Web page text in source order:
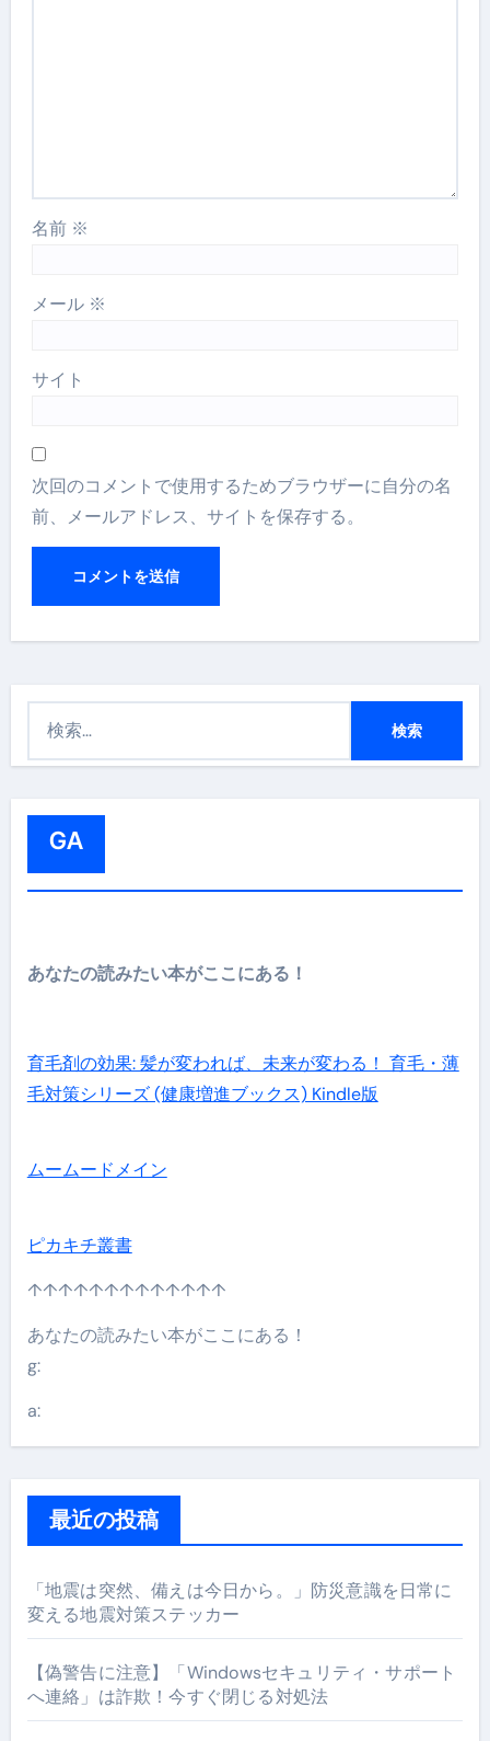
名前 ※
メール ※
サイト
次回のコメントで使用するためブラウザーに自分の名
前、メールアドレス、サイトを保存する。
GA
あなたの読みたい本がここにある！
育毛剤の効果: 髪が変われば、未来が変わる！ 育毛・薄
毛対策シリーズ (健康増進ブックス) Kindle版
ムームードメイン
ピカキチ叢書
↑↑↑↑↑↑↑↑↑↑↑↑↑
あなたの読みたい本がここにある！
g:
a:
最近の投稿
「地震は突然、備えは今日から。」防災意識を日常に
変える地震対策ステッカー
【偽警告に注意】「Windowsセキュリティ・サポート
へ連絡」は詐欺！今すぐ閉じる対処法